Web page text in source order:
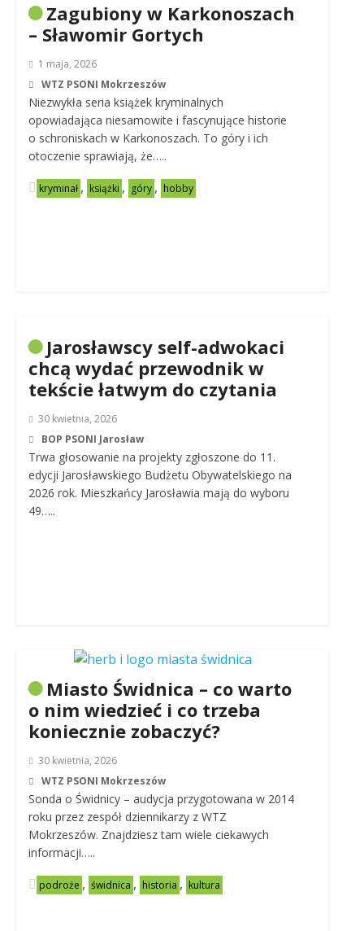
Zagubiony w Karkonoszach
– Sławomir Gortych
1 maja, 2026
WTZ PSONI Mokrzeszów
Niezwykła seria książek kryminalnych
opowiadająca niesamowite i fascynujące historie
o schroniskach w Karkonoszach. To góry i ich
otoczenie sprawiają, że…..
kryminał , książki , góry , hobby
Jarosławscy self-adwokaci
chcą wydać przewodnik w
tekście łatwym do czytania
30 kwietnia, 2026
BOP PSONI Jarosław
Trwa głosowanie na projekty zgłoszone do 11.
edycji Jarosławskiego Budżetu Obywatelskiego na
2026 rok. Mieszkańcy Jarosławia mają do wyboru
49…..
Miasto Świdnica – co warto
o nim wiedzieć i co trzeba
koniecznie zobaczyć?
30 kwietnia, 2026
WTZ PSONI Mokrzeszów
Sonda o Świdnicy – audycja przygotowana w 2014
roku przez zespół dziennikarzy z WTZ
Mokrzeszów. Znajdziesz tam wiele ciekawych
informacji…..
podroże , świdnica , historia , kultura